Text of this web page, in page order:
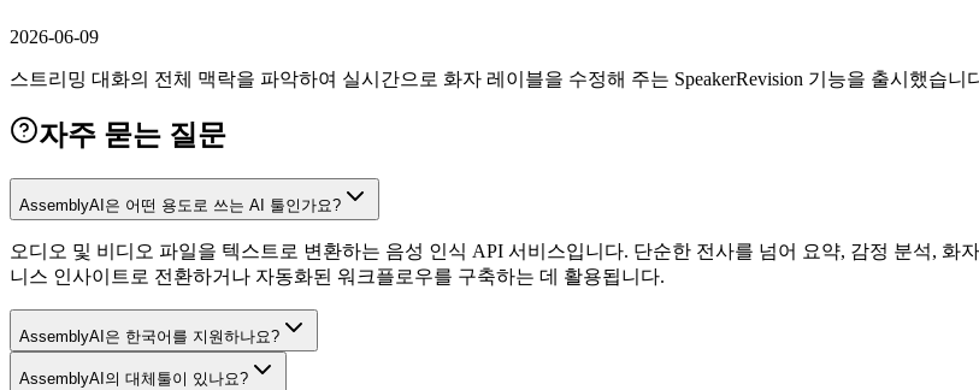
2026-06-09
스트리밍 대화의 전체 맥락을 파악하여 실시간으로 화자 레이블을 수정해 주는 SpeakerRevision 기능을 출시했습니
자주 묻는 질문
AssemblyAI은 어떤 용도로 쓰는 AI 툴인가요?
오디오 및 비디오 파일을 텍스트로 변환하는 음성 인식 API 서비스입니다. 단순한 전사를 넘어 요약, 감정 분석,
니스 인사이트로 전환하거나 자동화된 워크플로우를 구축하는 데 활용됩니다.
AssemblyAI은 한국어를 지원하나요?
AssemblyAI의 대체툴이 있나요?